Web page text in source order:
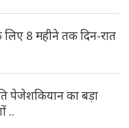
लिए 8 महीने तक दिन-रात
पेजेशकियान का बड़ा
..